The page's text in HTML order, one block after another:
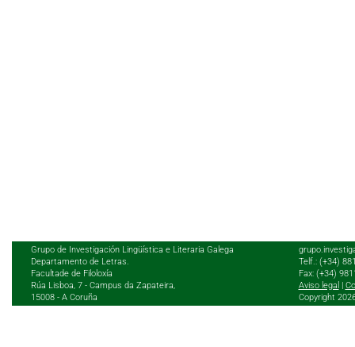
Grupo de Investigación Lingüística e Literaria Galega
Departamento de Letras.
Facultade de Filoloxía
Rúa Lisboa, 7 - Campus da Zapateira,
15008 - A Coruña
Telf.: (+34)
Fax: (+34)
Aviso legal
Copyright